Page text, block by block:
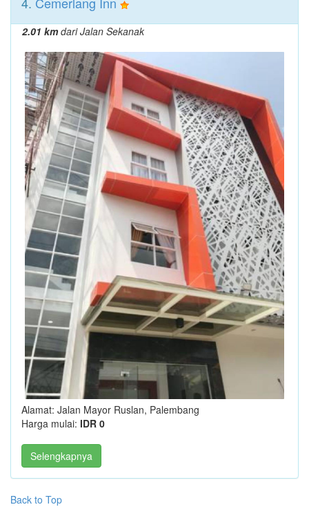
2.01 kmdari Jalan Sekanak
Alamat: Jalan Mayor Ruslan, Palembang
Harga mulai: IDR 0
Selengkapnya
Back to Top